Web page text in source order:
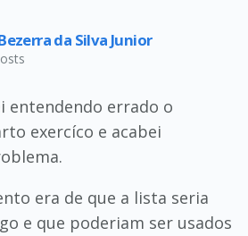
da Silva Junior
entendendo errado o
exercíco e acabei
era de que a lista seria
e que poderiam ser usados